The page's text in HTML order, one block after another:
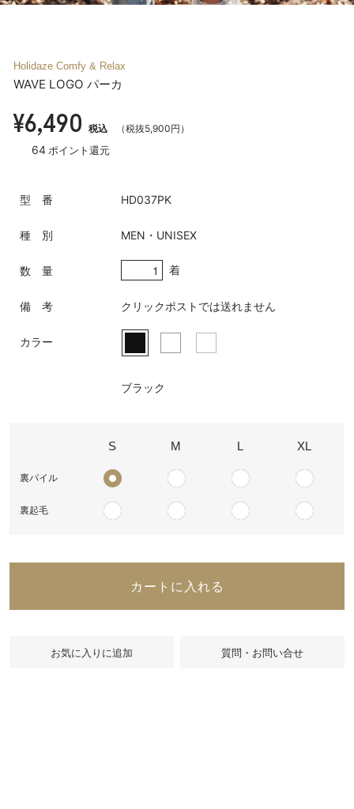
Holidaze Comfy & Relax
WAVE LOGO パーカ
¥6,490 税込 （税抜5,900円）
64 ポイント還元
型 番 HD037PK
種 別 MEN・UNISEX
数 量 着
備 考 クリックポストでは送れません
カラー
ブラック
S M L XL
裏パイル
裏起毛
カートに入れる
質問・お問い合せ